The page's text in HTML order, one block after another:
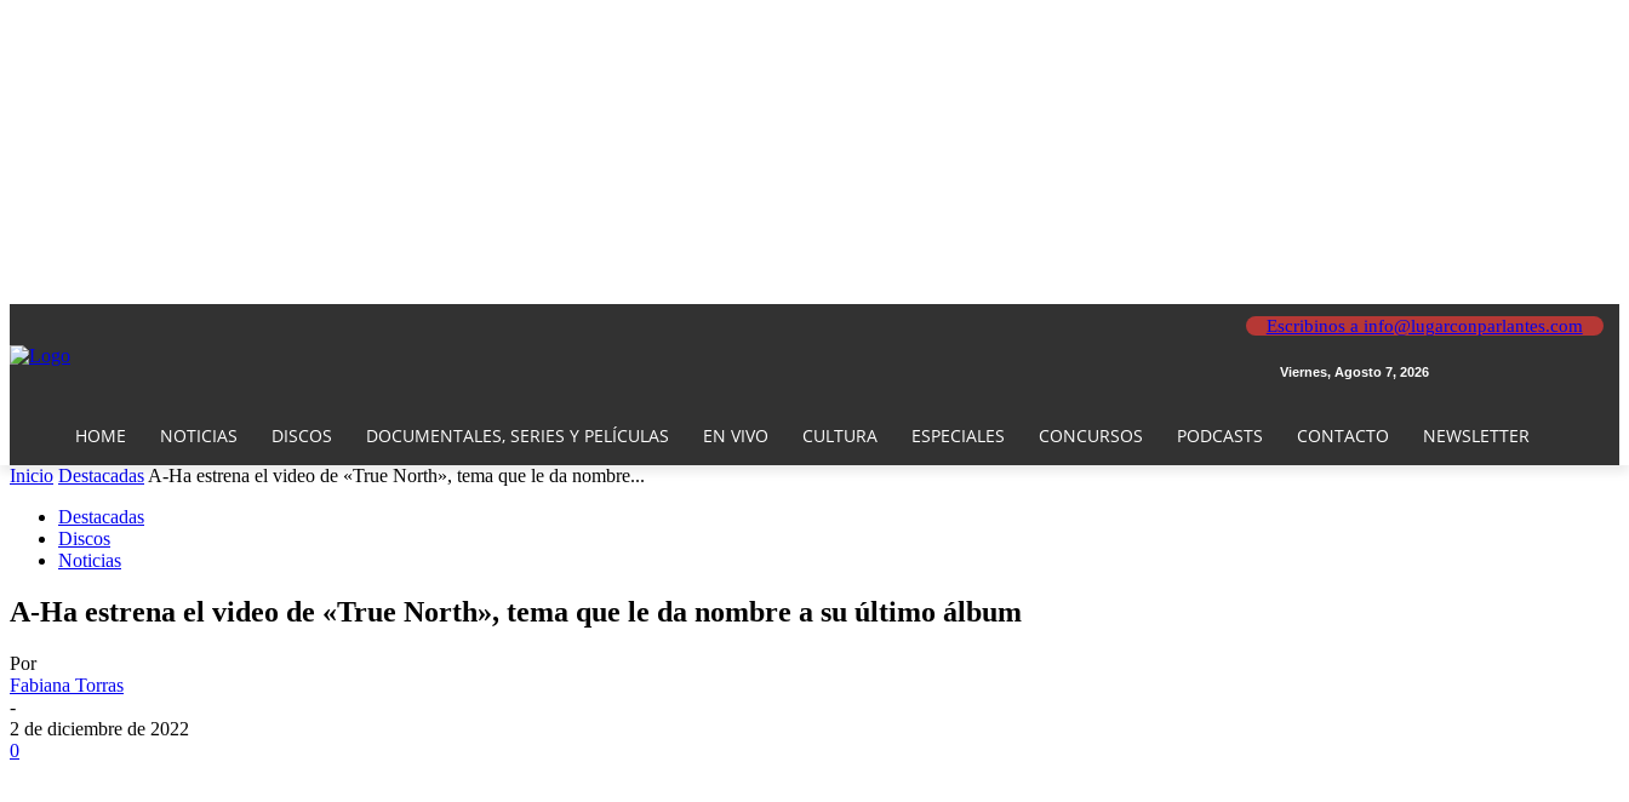
Escribinos a info@lugarconparlantes.com
Viernes, Agosto 7, 2026
HOME NOTICIAS DISCOS DOCUMENTALES, SERIES Y PELÍCULAS EN VIVO CULTURA ESPECIALES CONCURSOS PODCASTS CONTACTO NEWSLETTER
Inicio Destacadas A-Ha estrena el video de «True North», tema que le da nombre...
Destacadas
Discos
Noticias
A-Ha estrena el video de «True North», tema que le da nombre a su último álbum
Por
Fabiana Torras
-
2 de diciembre de 2022
0